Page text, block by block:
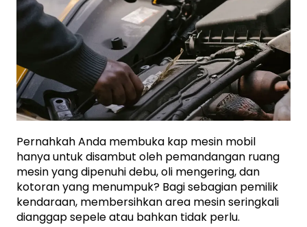
Pernahkah Anda membuka kap mesin mobil
hanya untuk disambut oleh pemandangan ruang
mesin yang dipenuhi debu, oli mengering, dan
kotoran yang menumpuk? Bagi sebagian pemilik
kendaraan, membersihkan area mesin seringkali
dianggap sepele atau bahkan tidak perlu.